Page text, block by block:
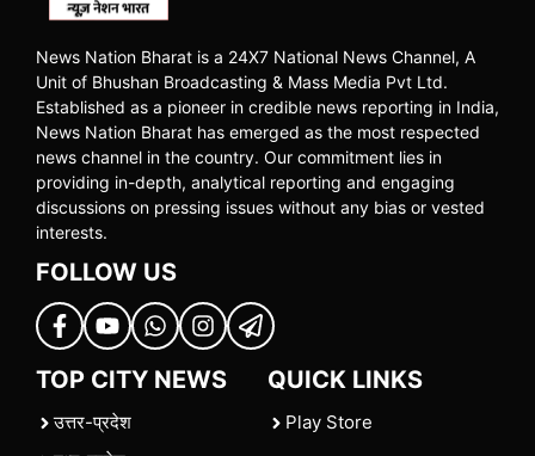
News Nation Bharat is a 24X7 National News Channel, A
Unit of Bhushan Broadcasting & Mass Media Pvt Ltd.
Established as a pioneer in credible news reporting in India,
News Nation Bharat has emerged as the most respected
news channel in the country. Our commitment lies in
providing in-depth, analytical reporting and engaging
discussions on pressing issues without any bias or vested
interests.
FOLLOW US
TOP CITY NEWS
उत्तर-प्रदेश
QUICK LINKS
Play Store